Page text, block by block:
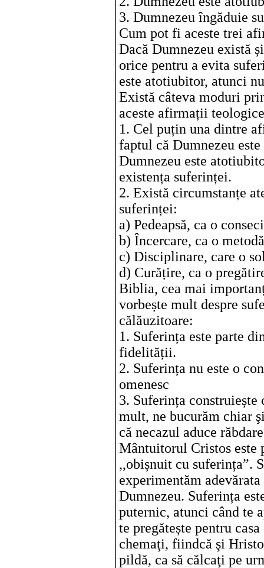
3. Dumnezeu îngăduie
Cum pot fi aceste trei
Dacă Dumnezeu există
orice pentru a evita
este atotiubitor, atunci
Există câteva moduri
aceste afirmații
1. Cel puțin una dintre
faptul că Dumnezeu
Dumnezeu este
existența suferinței.
2. Există circumstanțe
suferinței:
a) Pedeapsă, ca o
b) Încercare, ca o
c) Disciplinare, care o
d) Curățire, ca o
Biblia, cea mai
vorbește mult despre
călăuzitoare:
1. Suferința este parte
fidelității.
2. Suferința nu este o
omenesc
3. Suferința
mult, ne bucurăm chiar
că necazul aduce
Mântuitorul Cristos
,,obișnuit cu suferința”.
experimentăm
Dumnezeu. Suferința
puternic, atunci când te
te pregătește pentru
chemaţi, fiindcă şi
pildă, ca să călcaţi pe